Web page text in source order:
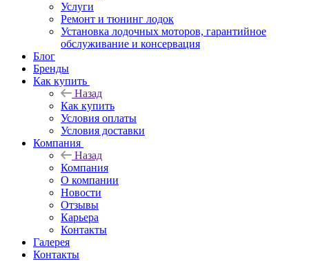
Услуги
Ремонт и тюнинг лодок
Установка лодочных моторов, гарантийное
обслуживание и консервация
Блог
Бренды
Как купить
Назад
Как купить
Условия оплаты
Условия доставки
Компания
Назад
Компания
О компании
Новости
Отзывы
Карьера
Контакты
Галерея
Контакты